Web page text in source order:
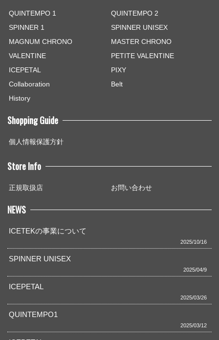
QUINTEMPO 1
QUINTEMPO 2
SPINNER 1
SPINNER UNISEX
MAGNUM CHRONO
MASTER CHRONO
VALENTINE
PETITE VALENTINE
ICEPETAL
PIXY
Collaboration
Belt
History
Shopping Guide
個人情報保護方針
Store Info
正規取扱店 お問い合わせ
NEWS
ICETEKの事業について
2025/10/16
SPINNER UNISEX
2025/04/9
ICEPETAL
2025/03/26
QUINTEMPO1
2025/03/12